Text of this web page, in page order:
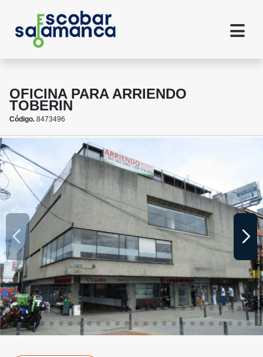
OFICINA PARA ARRIENDO
TOBERIN
Código. 8473496